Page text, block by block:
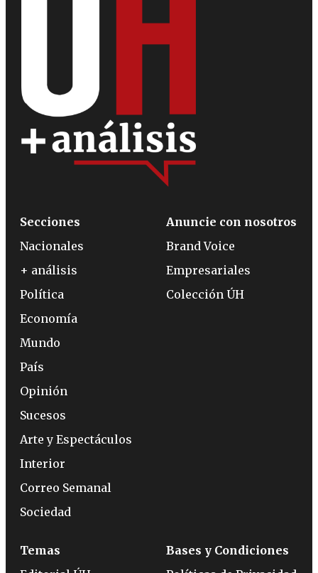
Secciones
Nacionales
+ análisis
Política
Economía
Mundo
País
Opinión
Sucesos
Arte y Espectáculos
Interior
Correo Semanal
Sociedad
Anuncie con nosotros
Brand Voice
Empresariales
Colección ÚH
Temas
Bases y Condiciones